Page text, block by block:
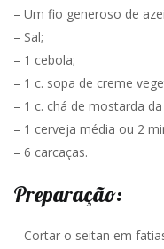
– Um fio generoso de
– Sal;
– 1 cebola;
– 1 c. sopa de creme
– 1 c. chá de mostarda
– 1 cerveja média ou 2
– 6 carcaças.
Preparação:
– Cortar o seitan em